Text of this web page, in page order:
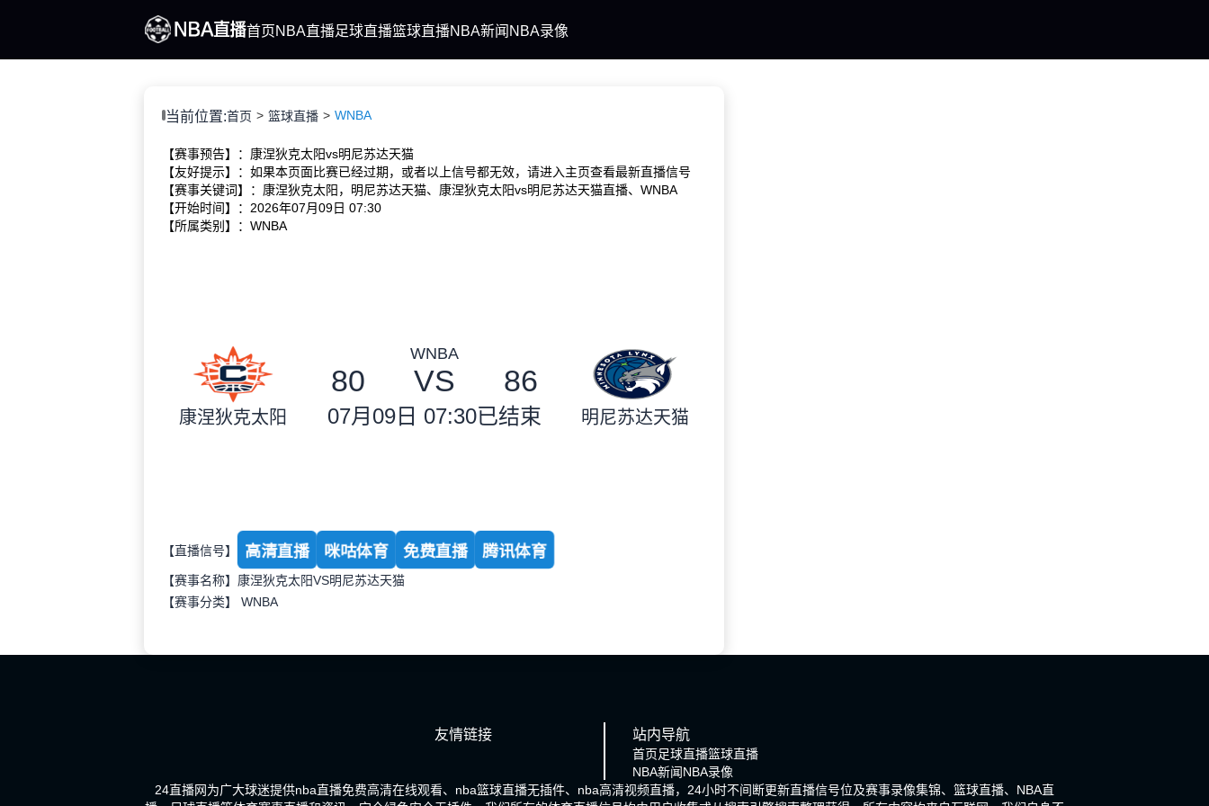
首页NBA直播足球直播篮球直播NBA新闻 NBA录像
当前位置:首页 篮球直播 WNBA
【赛事预告】：康涅狄克太阳vs明尼苏达天猫
【友好提示】：如果本页面比赛已经过期，或者以上信号都无效，请进入主页查看最新直播信号
【赛事关键词】：康涅狄克太阳，明尼苏达天猫、康涅狄克太阳vs明尼苏达天猫直播、WNBA
【开始时间】：2026年07月09日 07:30
【所属类别】：WNBA
康涅狄克太阳
WNBA
80 VS 86
07月09日 07:30已结束 明尼苏达天猫
【直播信号】 高清直播 咪咕体育 免费直播 腾讯体育
【赛事名称】康涅狄克太阳VS明尼苏达天猫
【赛事分类】 WNBA
友情链接 站内导航
首页足球直播篮球直播
NBA新闻NBA录像
24直播网为广大球迷提供nba直播免费高清在线观看、nba篮球直播无插件、nba高清视频直播，24小时不间断更新直播信号位及赛事录像集锦、篮球直播、NBA直